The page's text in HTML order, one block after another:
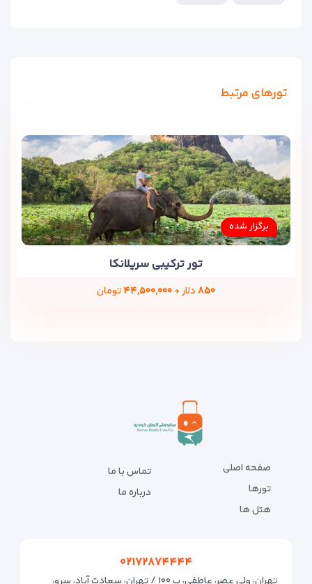
تورهای مرتبط
برگزار شده
تور ترکیبی سریلانکا
۸۵۰دلار +۴۴,۵۰۰,۰۰۰تومان
صفحه اصلی
تورها
هتل ها
تماس با ما
درباره ما
۰۲۱۷۲۸۷۴۴۴۴
تهران، ولی عصر، عاطفی، پ ۱۰۰ / تهران، سعادت آباد، سرو،